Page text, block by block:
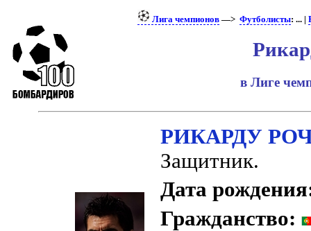
Лига чемпионов —>Футболисты: ... |
в Лиге
РИКАРДУ
Защитник.
Дата
Гражданство: